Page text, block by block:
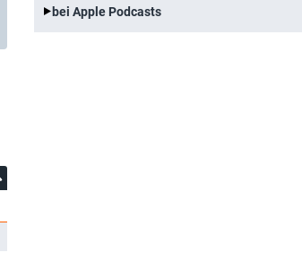
bei Apple Podcasts